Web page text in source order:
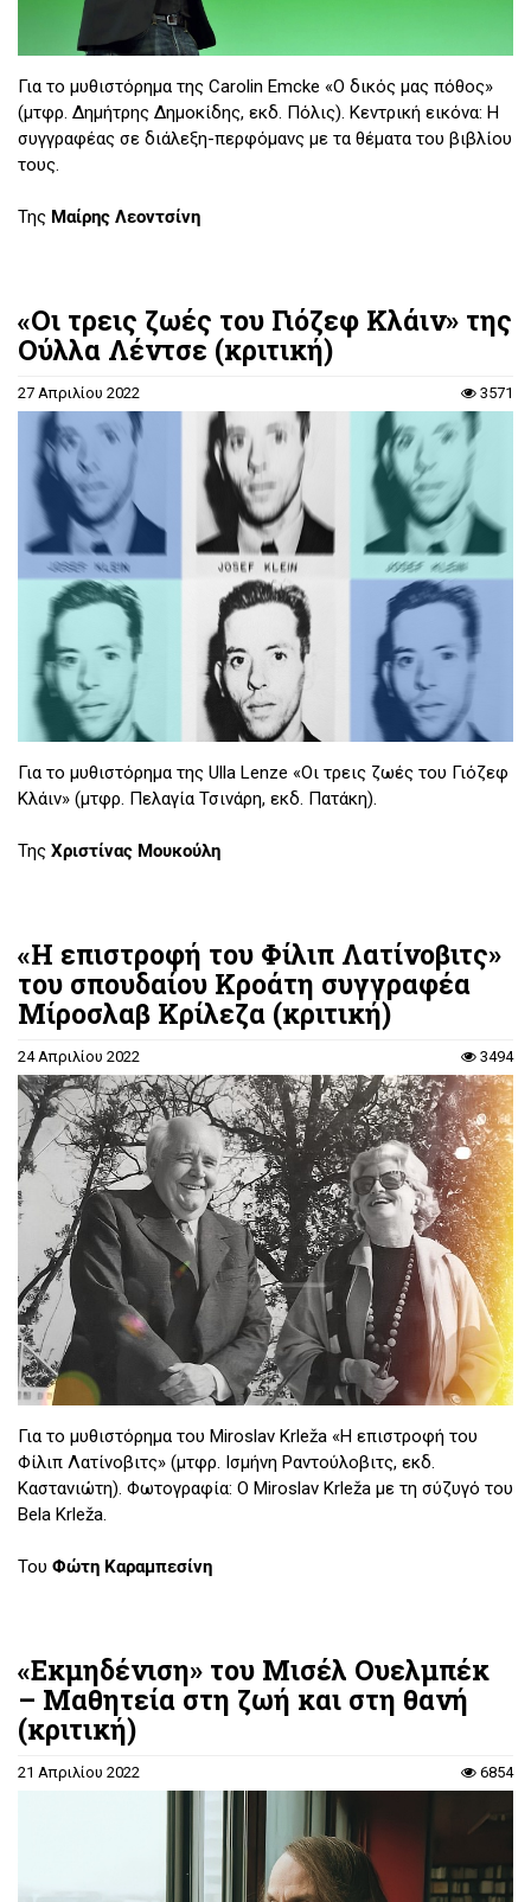
Για το μυθιστόρημα της Carolin Emcke «Ο δικός μας πόθος»
(μτφρ. Δημήτρης Δημοκίδης, εκδ. Πόλις). Κεντρική εικόνα: Η
συγγραφέας σε διάλεξη-περφόμανς με τα θέματα του βιβλίου
τους.
Της Μαίρης Λεοντσίνη
«Οι τρεις ζωές του Γιόζεφ Κλάιν» της
Ούλλα Λέντσε (κριτική)
27 Απριλίου 2022 3571
Για το μυθιστόρημα της Ulla Lenze «Οι τρεις ζωές του Γιόζεφ
Κλάιν» (μτφρ. Πελαγία Τσινάρη, εκδ. Πατάκη).
Της Χριστίνας Μουκούλη
«Η επιστροφή του Φίλιπ Λατίνοβιτς»
του σπουδαίου Κροάτη συγγραφέα
Μίροσλαβ Κρίλεζα (κριτική)
24 Απριλίου 2022 3494
Για το μυθιστόρημα του Miroslav Krleža «Η επιστροφή του
Φίλιπ Λατίνοβιτς» (μτφρ. Ισμήνη Ραντούλοβιτς, εκδ.
Καστανιώτη). Φωτογραφία: Ο Miroslav Krleža με τη σύζυγό του
Bela Krleža.
Του Φώτη Καραμπεσίνη
«Εκμηδένιση» του Μισέλ Ουελμπέκ
– Μαθητεία στη ζωή και στη θανή
(κριτική)
21 Απριλίου 2022 6854